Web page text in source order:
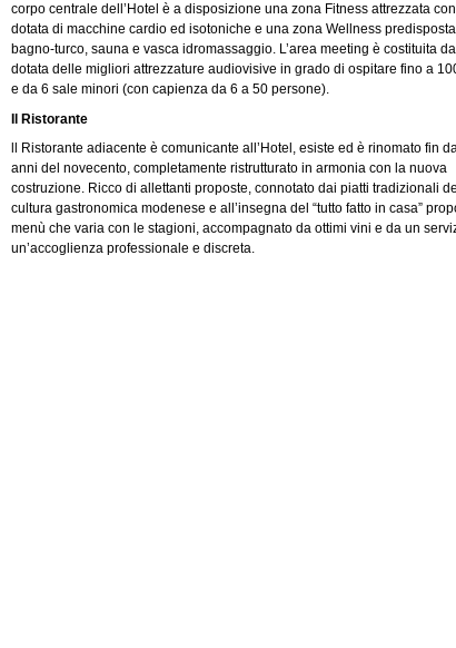
corpo centrale dell’Hotel è a disposizione una zona Fitness attrezzata
dotata di macchine cardio ed isotoniche e una zona Wellness
bagno-turco, sauna e vasca idromassaggio. L’area meeting è costituita
dotata delle migliori attrezzature audiovisive in grado di ospitare fino a
e da 6 sale minori (con capienza da 6 a 50 persone).
Il Ristorante
ll Ristorante adiacente è comunicante all’Hotel, esiste ed è rinomato fin
anni del novecento, completamente ristrutturato in armonia con la nuova
costruzione. Ricco di allettanti proposte, connotato dai piatti tradizionali
cultura gastronomica modenese e all’insegna del “tutto fatto in casa”
menù che varia con le stagioni, accompagnato da ottimi vini e da un
un’accoglienza professionale e discreta.